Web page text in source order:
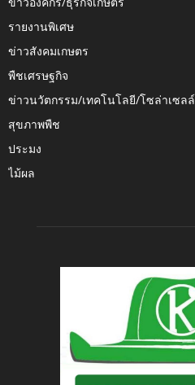
รายงานพิเศษ
ข่าวสังคมเกษตร
พืชเศรษฐกิจ
ข่าวนวัตกรรม/เทคโนโลยี/โซล่าเซลล์
สุขภาพพืช
ประมง
ไม้ผล